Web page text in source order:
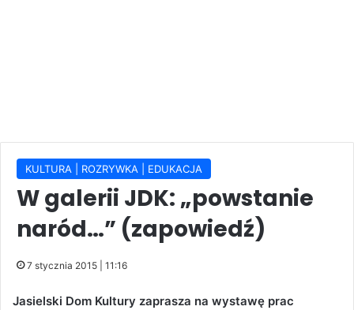
KULTURA | ROZRYWKA | EDUKACJA
W galerii JDK: „powstanie
naród…” (zapowiedź)
7 stycznia 2015 | 11:16
Jasielski Dom Kultury zaprasza na wystawę prac